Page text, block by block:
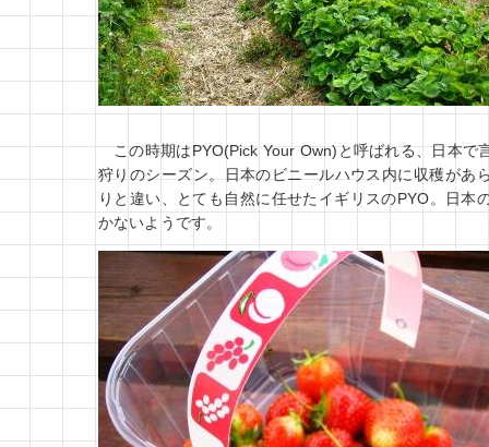
この時期はPYO(Pick Your Own)と呼ばれる、日本で
狩りのシーズン。日本のビニールハウス内に収穫があ
りと違い、とても自然に任せたイギリスのPYO。日本
かないようです。